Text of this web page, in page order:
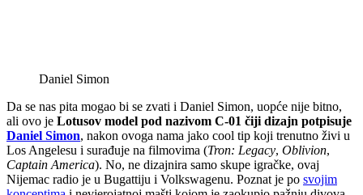
Daniel Simon
Da se nas pita mogao bi se zvati i Daniel Simon, uopće nije bitno,
ali ovo je Lotusov model pod nazivom C-01 čiji dizajn potpisuje
Daniel Simon, nakon ovoga nama jako cool tip koji trenutno živi u
Los Angelesu i surađuje na filmovima (Tron: Legacy, Oblivion,
Captain America). No, ne dizajnira samo skupe igračke, ovaj
Nijemac radio je u Bugattiju i Volkswagenu. Poznat je po svojim